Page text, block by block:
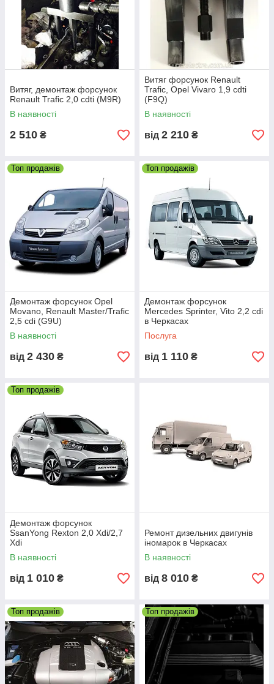
Ремонт дизельних двигунів іномарок
Частковий, капітальний ремонт, усунення
пошкоджень, монтаж, демонтаж, поставка
змінних моторів, обробка головки блоку
циліндрів, заміна запчастин всіх систем
двигуна.
Діагностика, регулювання й ремонт ПНВТ і
паливної системи
двигун, ремонт форсунок, заміна паливного
і
Liqui
Заміна мастила, фільтрів на дизельних
автомобілях
Заміна олив, масляних, паливних і
повітряних фільтрів. Можливе використання
витратних матеріалів клієнта. Ми працюємо
з провідними брендами ( Mobil, Comma,
Витяг, демонтаж форсунок
Renault Trafic 2,0 cdti (M9R)
В наявності
2 510 ₴
Витяг форсунок Renault
Trafic, Opel Vivaro 1,9 cdti
(F9Q)
В наявності
від 2 210 ₴
Топ продажів
Демонтаж форсунок Opel
Movano, Renault Master/Trafic
2,5 cdi (G9U)
В наявності
від 2 430 ₴
Топ продажів
Демонтаж форсунок
Mercedes Sprinter, Vito 2,2 cdi
в Черкасах
Послуга
від 1 110 ₴
Топ продажів
Демонтаж форсунок
SsanYong Rexton 2,0 Xdi/2,7
Xdi
В наявності
від 1 010 ₴
Ремонт дизельних двигунів
іномарок в Черкасах
В наявності
від 8 010 ₴
Топ продажів Топ продажів